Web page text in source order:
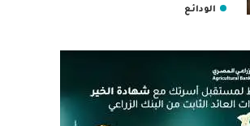
الودائع